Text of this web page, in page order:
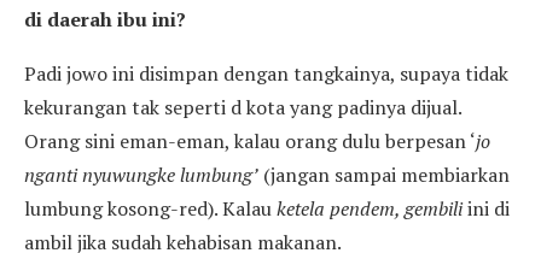
di daerah ibu ini?
Padi jowo ini disimpan dengan tangkainya, supaya tidak
kekurangan tak seperti d kota yang padinya dijual.
Orang sini eman-eman, kalau orang dulu berpesan ‘jo
nganti nyuwungke lumbung’ (jangan sampai membiarkan
lumbung kosong-red). Kalauketela pendem, gembiliini di
ambil jika sudah kehabisan makanan.